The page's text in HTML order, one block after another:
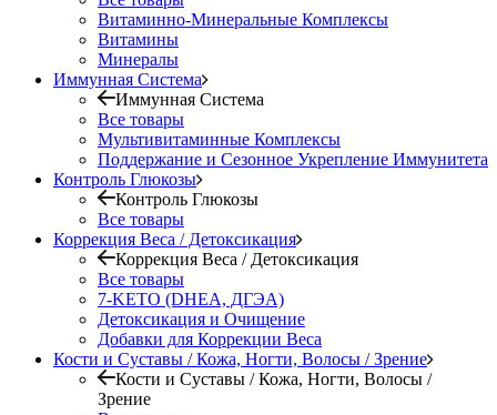
Витаминно-Минеральные Комплексы
Витамины
Минералы
Иммунная Система
Иммунная Система
Все товары
Мультивитаминные Комплексы
Поддержание и Сезонное Укрепление Иммунитета
Контроль Глюкозы
Контроль Глюкозы
Все товары
Коррекция Веса / Детоксикация
Коррекция Веса / Детоксикация
Все товары
7-KETO (DHEA, ДГЭА)
Детоксикация и Очищение
Добавки для Коррекции Веса
Кости и Суставы / Кожа, Ногти, Волосы / Зрение
Кости и Суставы / Кожа, Ногти, Волосы /
Зрение